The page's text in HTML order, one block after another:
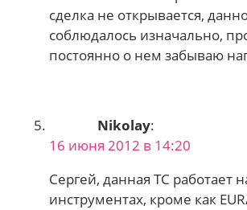
сделка не открывается,
соблюдалось изначально,
постоянно о нем забываю
Nikolay:
16 июня 2012 в 14:20
Сергей, данная ТС работает
инструментах, кроме как